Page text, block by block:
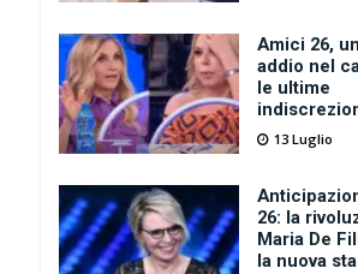
Amici 26,
addio nel
le ultime
13 Luglio
26: la
Maria De
la nuova